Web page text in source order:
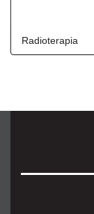
Radioterapia